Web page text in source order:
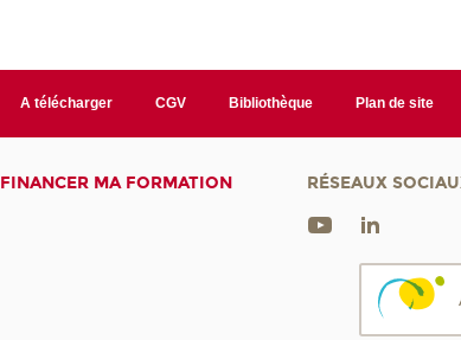
A télécharger CGV Bibliothèque Plan de site
FINANCER MA FORMATION RÉSEAUX